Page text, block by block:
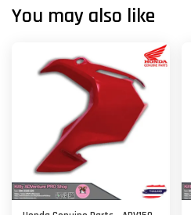
You may also like